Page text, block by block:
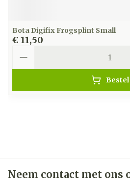
Bota Digifix Frogsplint Small
€ 11,50
Bestel
Neem contact met ons